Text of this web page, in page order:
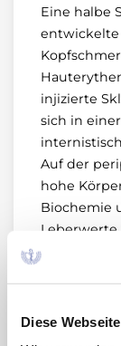
Diese
Eine halbe
entwickelte
injizierte
sich in
Auf der
hohe
Biochemie
Leberwerte
Harnstoff
µmol/l,
µmol/l,